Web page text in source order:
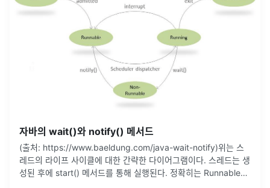
자바의 wait()와 notify() 메서드
(출처: https://www.baeldung.com/java-wait-notify)위는 스
레드의 라이프 사이클에 대한 간략한 다이어그램이다. 스레드는 생
성된 후에 start() 메서드를 통해 실행된다. 정확히는 Runnable과